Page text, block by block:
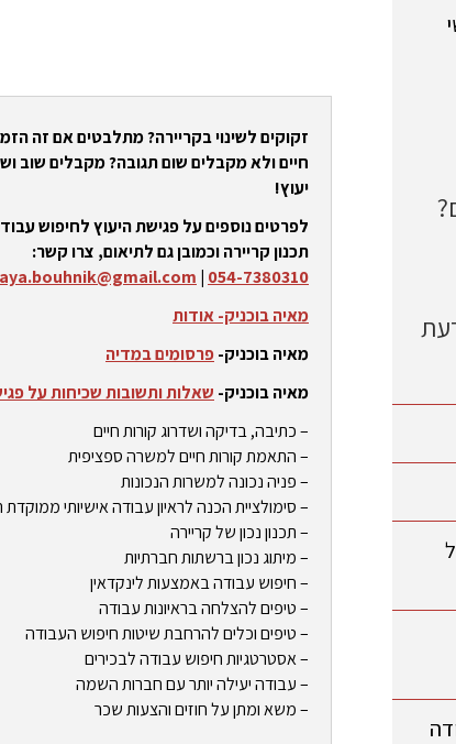
זקוקים לשינוי בקריירה? מתלבטים אם זה
חיים ולא מקבלים שום תגובה? מקבלים שוב
יעוץ!
לפרטים נוספים על פגישת היעוץ לחיפוש
תכנון קריירה וכמובן גם לתיאום, צרו קשר:
054-7380310
|
מאיה בוכניק- אודות
מאיה בוכניק-פרסומים במדיה
מאיה בוכניק- שאלות ותשובות שכיחות על
– כתיבה, בדיקה ושדרוג קורות חיים
– התאמת קורות חיים למשרה ספציפית
– פניה נכונה למשרות הנכונות
– סימולציית הכנה לראיון עבודה אישיותי
– תכנון נכון של קריירה
– מיתוג נכון ברשתות חברתיות
– חיפוש עבודה באמצעות לינקדאין
– טיפים להצלחה בראיונות עבודה
– טיפים וכלים להרחבת שיטות חיפוש העבודה
– אסטרטגיות חיפוש עבודה לבכירים
– עבודה יעילה יותר עם חברות השמה
– משא ומתן על חוזים והצעות שכר